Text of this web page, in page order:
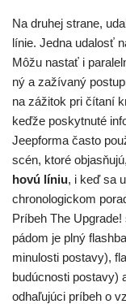
Na dru­hej stra­ne,
línie. Jedna uda­losť
Môžu nastať i
ný a zaží­va­ný
na záži­tok pri číta­ní
keď­že poskyt­nu­té
Jeepforma čas­to
scén, kto­ré
ho­vú líniu, i keď sa
chro­no­lo­gic­kom
Príbeh The
pádom je plný
minu­los­ti posta­vy),
budúc­nos­ti posta­vy)
odha­ľu­jú­ci prí­beh o